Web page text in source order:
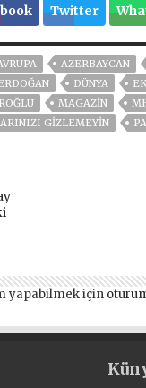
Twitter
AZERBAYCAN
DÜNYA
MAGAZİN
GİZLEMEYİN
yapabilmek için